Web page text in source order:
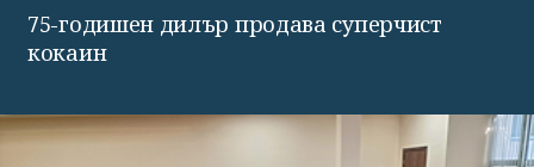
75-годишен дилър продава суперчист
кокаин